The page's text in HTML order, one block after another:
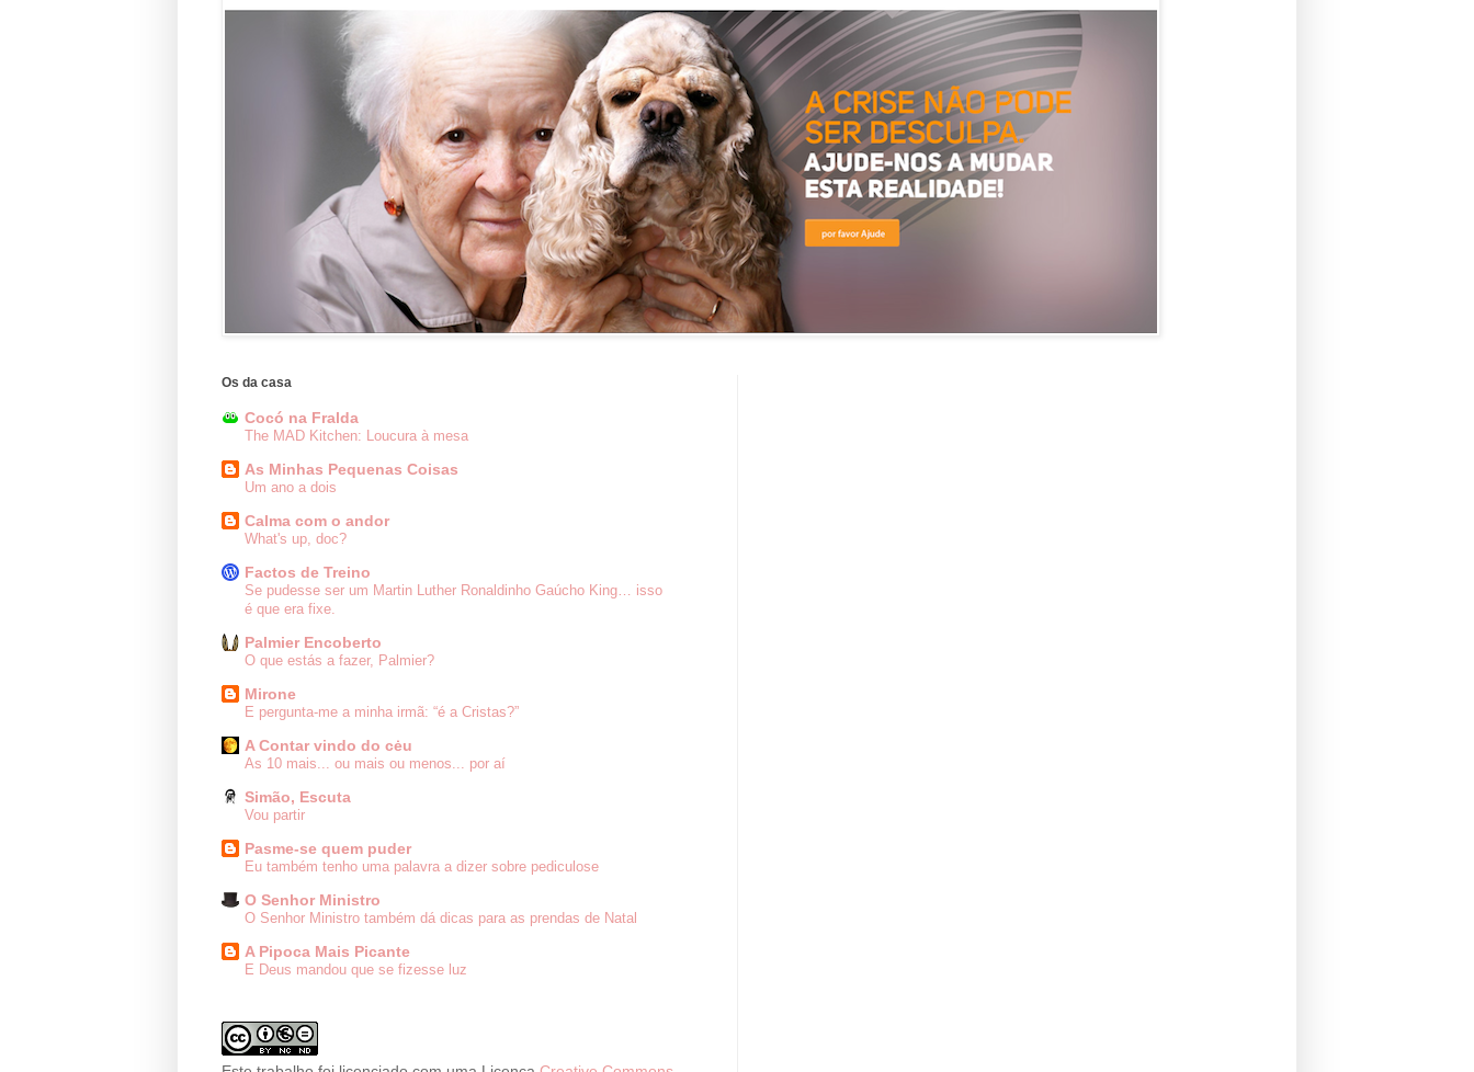
Os da casa
Cocó na Fralda
The MAD Kitchen: Loucura à mesa
As Minhas Pequenas Coisas
Um ano a dois
Calma com o andor
What's up, doc?
Factos de Treino
Se pudesse ser um Martin Luther Ronaldinho Gaúcho King… isso
é que era fixe.
Palmier Encoberto
O que estás a fazer, Palmier?
Mirone
E pergunta-me a minha irmã: “é a Cristas?”
A Contar vindo do cėu
As 10 mais... ou mais ou menos... por aí
Simão, Escuta
Vou partir
Pasme-se quem puder
Eu também tenho uma palavra a dizer sobre pediculose
O Senhor Ministro
O Senhor Ministro também dá dicas para as prendas de Natal
A Pipoca Mais Picante
E Deus mandou que se fizesse luz